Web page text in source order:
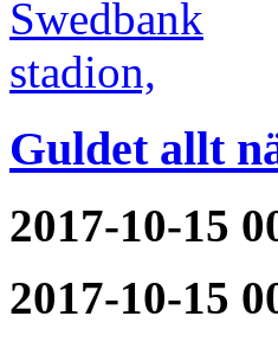
Guldet allt
2017-10-15
2017-10-15